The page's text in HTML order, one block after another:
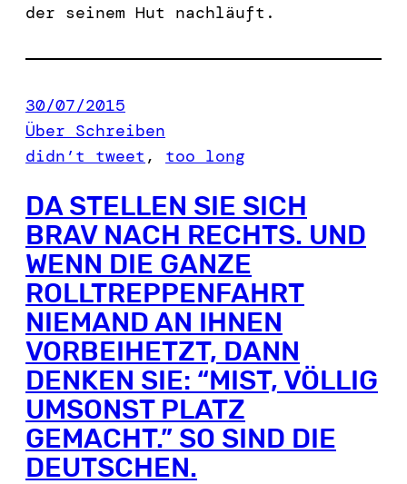
der seinem Hut nachläuft.
30/07/2015
Über Schreiben
didn’t tweet , too long
DA STELLEN SIE SICH
BRAV NACH RECHTS. UND
WENN DIE GANZE
ROLLTREPPENFAHRT
NIEMAND AN IHNEN
VORBEIHETZT, DANN
DENKEN SIE: “MIST, VÖLLIG
UMSONST PLATZ
GEMACHT.” SO SIND DIE
DEUTSCHEN.